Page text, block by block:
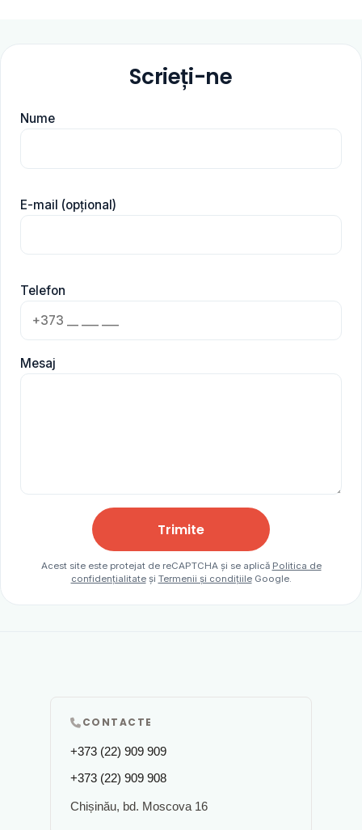
Scrieți-ne
Nume
E-mail (opțional)
Telefon
Mesaj
Trimite
Acest site este protejat de reCAPTCHA și se aplică Politica de
confidențialitateși Termenii și condițiileGoogle.
CONTACTE
+373 (22) 909 909
+373 (22) 909 908
Chișinău, bd. Moscova 16